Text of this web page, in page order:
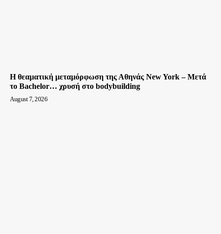
Η θεαματική μεταμόρφωση της Αθηνάς New York – Μετά
το Bachelor… χρυσή στο bodybuilding
August 7, 2026